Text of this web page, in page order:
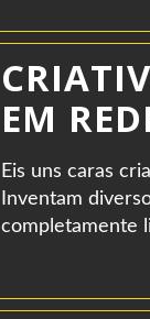
EM
Eis uns caras
Inventam
completamente